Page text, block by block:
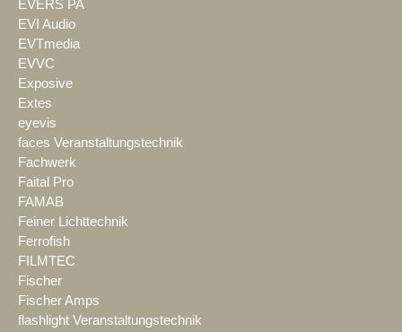
EVERS PA
EVI Audio
EVTmedia
EVVC
Exposive
Extes
eyevis
faces Veranstaltungstechnik
Fachwerk
Faital Pro
FAMAB
Feiner Lichttechnik
Ferrofish
FILMTEC
Fischer
Fischer Amps
flashlight Veranstaltungstechnik